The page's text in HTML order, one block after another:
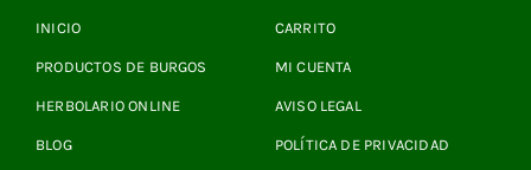
INICIO
PRODUCTOS DE BURGOS
HERBOLARIO ONLINE
BLOG
CARRITO
MI CUENTA
AVISO LEGAL
POLÍTICA DE PRIVACIDAD